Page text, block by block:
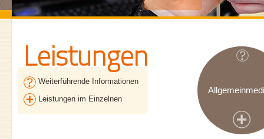
Leistungen
Weiterführende Informationen
Leistungen im Einzelnen